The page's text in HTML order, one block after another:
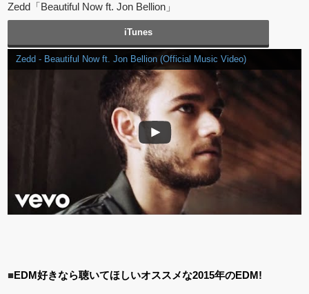
Zedd「Beautiful Now ft. Jon Bellion」
iTunes
Zedd - Beautiful Now ft. Jon Bellion (Official Music Video)
■EDM好きなら聴いてほしいオススメな2015年のEDM!